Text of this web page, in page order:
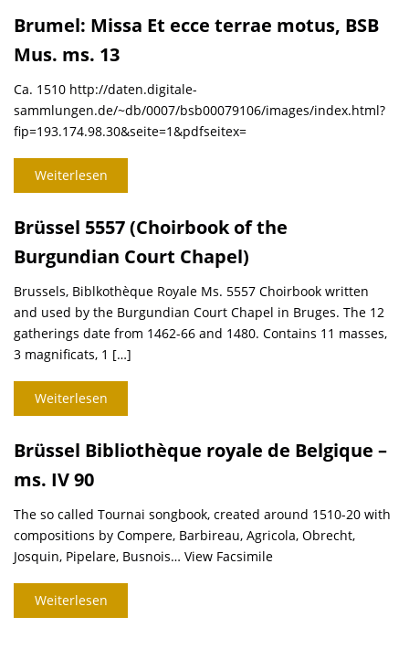
Brumel: Missa Et ecce terrae motus, BSB
Mus. ms. 13
Ca. 1510 http://daten.digitale-
sammlungen.de/~db/0007/bsb00079106/images/index.html?
fip=193.174.98.30&seite=1&pdfseitex=
Weiterlesen
Brüssel 5557 (Choirbook of the
Burgundian Court Chapel)
Brussels, Biblkothèque Royale Ms. 5557 Choirbook written
and used by the Burgundian Court Chapel in Bruges. The 12
gatherings date from 1462-66 and 1480. Contains 11 masses,
3 magnificats, 1 […]
Weiterlesen
Brüssel Bibliothèque royale de Belgique –
ms. IV 90
The so called Tournai songbook, created around 1510-20 with
compositions by Compere, Barbireau, Agricola, Obrecht,
Josquin, Pipelare, Busnois… View Facsimile
Weiterlesen